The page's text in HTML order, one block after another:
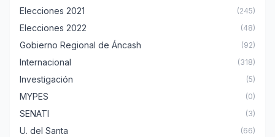
Elecciones 2021 (245)
Elecciones 2022 (48)
Gobierno Regional de Áncash (92)
Internacional (318)
Investigación (5)
MYPES (0)
SENATI (3)
U. del Santa (66)